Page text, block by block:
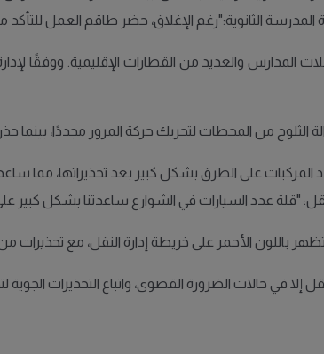
المدرسة الثانوية:"رغم الإغلاق، حضر طاقم العمل
الثلوج من المحطات لتحريك حركة المرور مجددًا، بينما
المركبات على الطرق بشكل كبير بعد تحذيراتها، مما
"قلة عدد السيارات في الشوارع ساعدتنا بشكل كبير على
باللون الأحمر على خريطة إدارة النقل، مع تحذيرات
إلا في حالات الضرورة القصوى، واتباع التحذيرات